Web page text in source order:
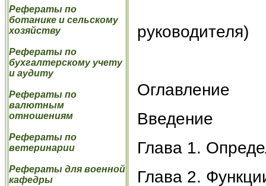
Рефераты по
ботанике и сельскому
хозяйству
Рефераты по
бухгалтерскому учету
и аудиту
Рефераты по
валютным
отношениям
Рефераты по
ветеринарии
Рефераты для военной
кафедры
руководителя)
Оглавление
Введение
Глава 1.
Глава 2.